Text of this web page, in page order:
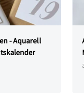
- Aquarell